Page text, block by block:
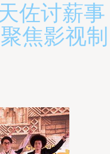
佐讨薪事
焦影视制